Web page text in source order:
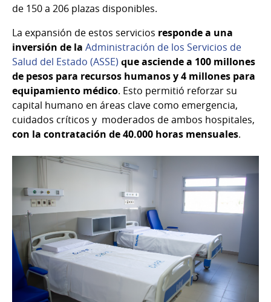
de 150 a 206 plazas disponibles.
La expansión de estos servicios responde a una
inversión de la Administración de los Servicios de
Salud del Estado (ASSE) que asciende a 100 millones
de pesos para recursos humanos y 4 millones para
equipamiento médico. Esto permitió reforzar su
capital humano en áreas clave como emergencia,
cuidados críticos y moderados de ambos hospitales,
con la contratación de 40.000 horas mensuales.